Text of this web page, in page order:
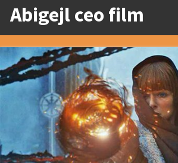
Abigejl ceo film